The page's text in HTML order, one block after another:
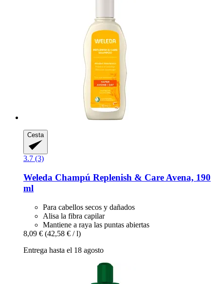
Cesta
3.7 (3)
Weleda Champú Replenish & Care Avena, 190
ml
Para cabellos secos y dañados
Alisa la fibra capilar
Mantiene a raya las puntas abiertas
8,09 € (42,58 € / l)
Entrega hasta el 18 agosto